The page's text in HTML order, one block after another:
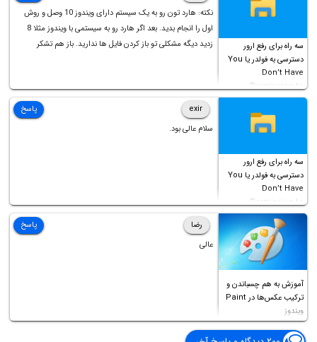
سه راه برای رفع ارور
دسترسی به فولدر یا You
Don’t Have
Permission to
Access this folder
نکته: هارد تون رو به یک سیستم دارای ویندوز 10 وصل و روش
اول را انجام بدید. بعد اگر هارد رو به سیستمی با ویندوز مثلا 8
زدید دیگه مشکلی تو باز کردن فایل ها ندارید. باز هم تشکر
سه راه برای رفع ارور
دسترسی به فولدر یا You
Don’t Have
Permission to
Access this folder
exir
سلام عالی بود.
پاسخ
آموزش به هم چسباندن و
ترکیب عکس‌ها در Paint
ویندوز
رضا
عالی
پاسخ